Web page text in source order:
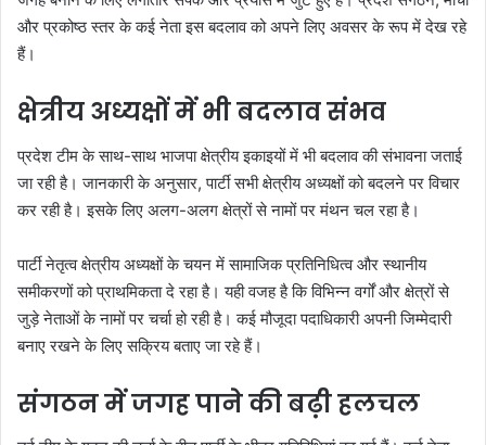
और प्रकोष्ठ स्तर के कई नेता इस बदलाव को अपने लिए अवसर के रूप में देख रहे
हैं।
क्षेत्रीय अध्यक्षों में भी बदलाव संभव
प्रदेश टीम के साथ-साथ भाजपा क्षेत्रीय इकाइयों में भी बदलाव की संभावना जताई
जा रही है। जानकारी के अनुसार, पार्टी सभी क्षेत्रीय अध्यक्षों को बदलने पर विचार
कर रही है। इसके लिए अलग-अलग क्षेत्रों से नामों पर मंथन चल रहा है।
पार्टी नेतृत्व क्षेत्रीय अध्यक्षों के चयन में सामाजिक प्रतिनिधित्व और स्थानीय
समीकरणों को प्राथमिकता दे रहा है। यही वजह है कि विभिन्न वर्गों और क्षेत्रों से
जुड़े नेताओं के नामों पर चर्चा हो रही है। कई मौजूदा पदाधिकारी अपनी जिम्मेदारी
बनाए रखने के लिए सक्रिय बताए जा रहे हैं।
संगठन में जगह पाने की बढ़ी हलचल